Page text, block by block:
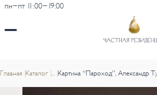
пн-пт 11:00-19:00
Главная Каталог ... Картина “Пароход”, Александр